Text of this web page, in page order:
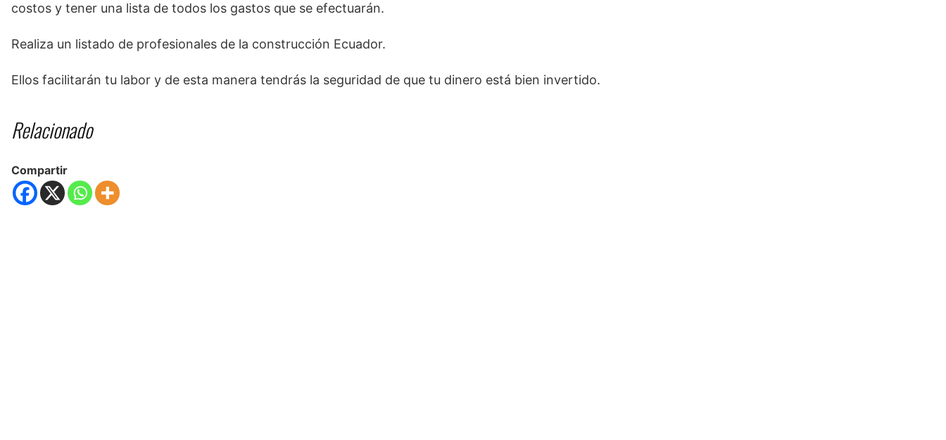
costos y tener una lista de todos los gastos que se efectuarán.
Realiza un listado de profesionales de la construcción Ecuador.
Ellos facilitarán tu labor y de esta manera tendrás la seguridad de que tu dinero está bien invertido.
Relacionado
Compartir